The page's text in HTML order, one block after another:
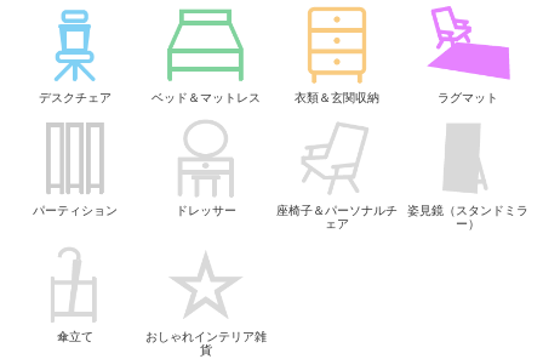
デスクチェア ベッド＆マットレス 衣類＆玄関収納 ラグマット
パーティション ドレッサー
座椅子＆パーソナルチ
ェア
姿見鏡（スタンドミラ
ー）
傘立て
おしゃれインテリア雑
貨